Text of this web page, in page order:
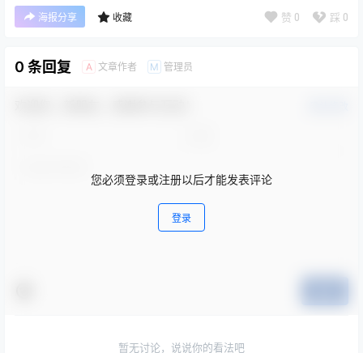
海报分享 收藏 赞 0 踩 0
0 条回复 A 文章作者 M 管理员
您必须登录或注册以后才能发表评论
登录
暂无讨论，说说你的看法吧